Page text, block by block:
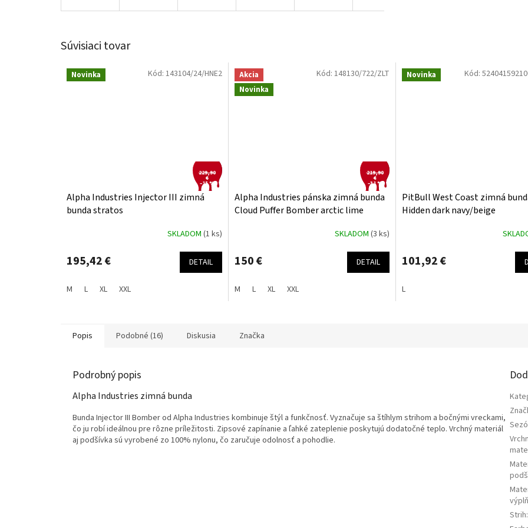
Súvisiaci tovar
Novinka
229,90
€
–15 %
Alpha Industries Injector III zimná
bunda stratos
SKLADOM (1 ks)
195,42 € DETAIL
M L XL XXL
Kód: 143104/24/HNE2
Akcia
Novinka
219,90
€
–31 %
Alpha Industries pánska zimná bunda
Cloud Puffer Bomber arctic lime
SKLADOM (3 ks)
150 € DETAIL
M L XL XXL
Kód: 148130/722/ZLT Novinka
PitBull West Coast zimná
Hidden dark navy/beige
101,92 €
L
Kód:
Popis Podobné (16) Diskusia Značka
Podrobný popis
Alpha Industries zimná bunda
Bunda Injector III Bomber od Alpha Industries kombinuje štýl a funkčnosť. Vyznačuje sa štíhlym strihom a bočnými vreckami,
čo ju robí ideálnou pre rôzne príležitosti. Zipsové zapínanie a ľahké zateplenie poskytujú dodatočné teplo. Vrchný materiál
aj podšívka sú vyrobené zo 100% nylonu, čo zaručuje odolnosť a pohodlie.
Strih: